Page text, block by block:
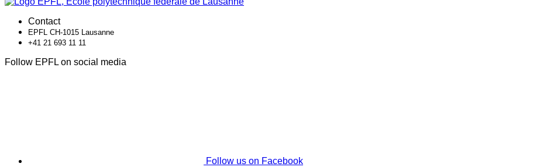
Contact
EPFL CH-1015 Lausanne
+41 21 693 11 11
Follow EPFL on social media
Follow us on Facebook